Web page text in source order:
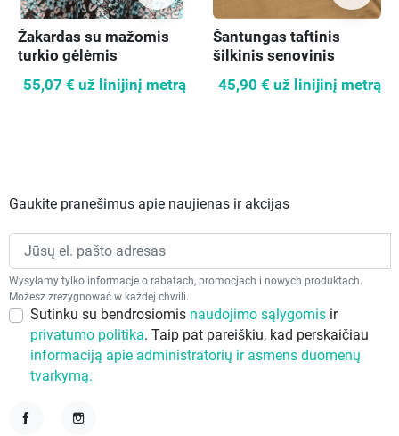
Žakardas su mažomis
turkio gėlėmis
55,07 € už linijinį metrą
Šantungas taftinis
šilkinis senovinis
45,90 € už linijinį metrą
Gaukite pranešimus apie naujienas ir akcijas
Wysyłamy tylko informacje o rabatach, promocjach i nowych produktach.
Możesz zrezygnować w każdej chwili.
Sutinku su bendrosiomis naudojimo sąlygomis ir
privatumo politika. Taip pat pareiškiu, kad perskaičiau
informaciją apie administratorių ir asmens duomenų
tvarkymą.